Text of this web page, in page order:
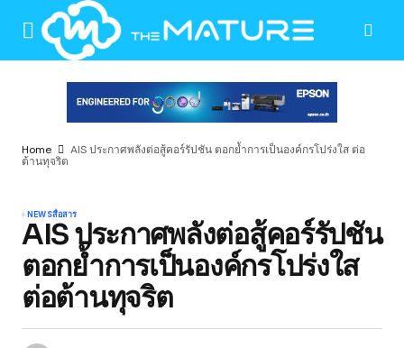
Home
AIS ประกาศพลังต่อสู้คอร์รัปชัน ตอกย้ำการเป็นองค์กรโปร่งใส ต่อ
ต้านทุจริต
NEWSสื่อสาร
AIS ประกาศพลังต่อสู้คอร์รัปชัน
ตอกย้ำการเป็นองค์กรโปร่งใส
ต่อต้านทุจริต